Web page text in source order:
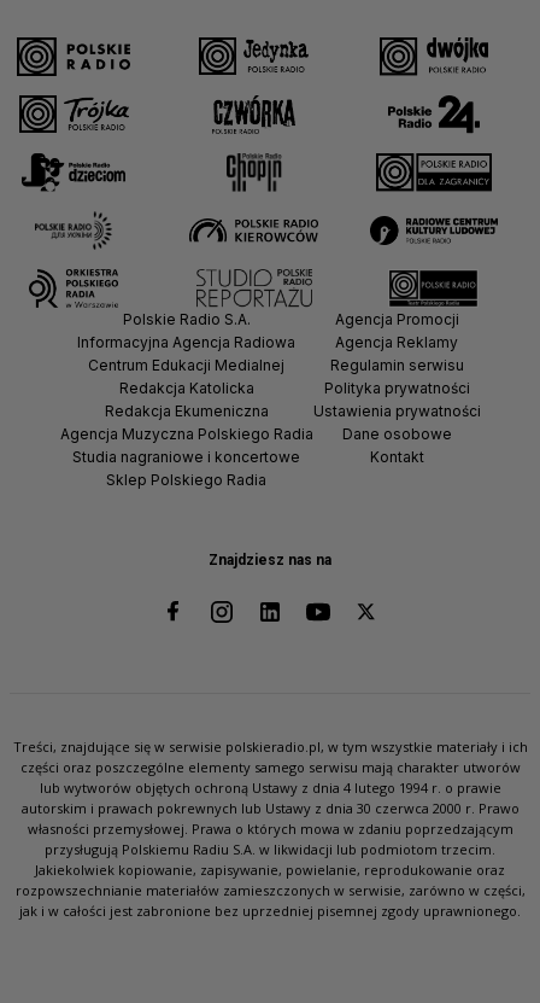
Znajdziesz nas na
Polskie Radio S.A.
Informacyjna Agencja Radiowa
Centrum Edukacji Medialnej
Redakcja Katolicka
Redakcja Ekumeniczna
Agencja Muzyczna Polskiego Radia
Studia nagraniowe i koncertowe
Sklep Polskiego Radia
Agencja Promocji
Agencja Reklamy
Regulamin serwisu
Polityka prywatności
Ustawienia prywatności
Dane osobowe
Kontakt
Treści, znajdujące się w serwisie polskieradio.pl, w tym wszystkie materiały i ich
części oraz poszczególne elementy samego serwisu mają charakter utworów
lub wytworów objętych ochroną Ustawy z dnia 4 lutego 1994 r. o prawie
autorskim i prawach pokrewnych lub Ustawy z dnia 30 czerwca 2000 r. Prawo
własności przemysłowej. Prawa o których mowa w zdaniu poprzedzającym
przysługują Polskiemu Radiu S.A. w likwidacji lub podmiotom trzecim.
Jakiekolwiek kopiowanie, zapisywanie, powielanie, reprodukowanie oraz
rozpowszechnianie materiałów zamieszczonych w serwisie, zarówno w części,
jak i w całości jest zabronione bez uprzedniej pisemnej zgody uprawnionego.